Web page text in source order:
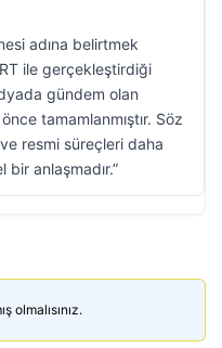
adına belirtmek
ile gerçekleştirdiği
gündem olan
tamamlanmıştır. Söz
resmi süreçleri daha
anlaşmadır.”
olmalısınız.